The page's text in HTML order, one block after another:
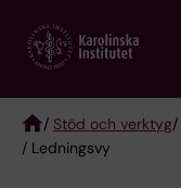
main
Breadcrumb
/ Stöd och verktyg/
/ Ledningsvy